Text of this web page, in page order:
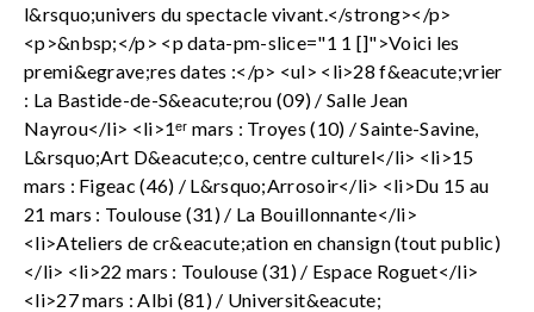
l&rsquo;univers du spectacle vivant.</strong></p>
<p>&nbsp;</p> <p data-pm-slice="1 1 []">Voici les
premi&egrave;res dates :</p> <ul> <li>28 f&eacute;vrier
: La Bastide-de-S&eacute;rou (09) / Salle Jean
Nayrou</li> <li>1ᵉʳ mars : Troyes (10) / Sainte-Savine,
L&rsquo;Art D&eacute;co, centre culturel</li> <li>15
mars : Figeac (46) / L&rsquo;Arrosoir</li> <li>Du 15 au
21 mars : Toulouse (31) / La Bouillonnante</li>
<li>Ateliers de cr&eacute;ation en chansign (tout public)
</li> <li>22 mars : Toulouse (31) / Espace Roguet</li>
<li>27 mars : Albi (81) / Universit&eacute;